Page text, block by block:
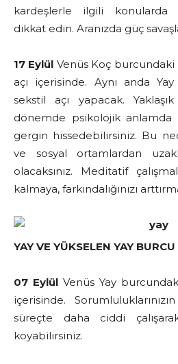
kardeşlerle ilgili konularda
dikkat edin. Aranızda güç
17 Eylül Venüs Koç burcundaki
açı içerisinde. Aynı anda
sekstil açı yapacak.
dönemde psikolojik
gergin hissedebilirsiniz. Bu
ve sosyal ortamlardan
olacaksınız. Meditatif
kalmaya, farkındalığınızı
YAY VE YÜKSELEN YAY BURCU
07 Eylül Venüs Yay
içerisinde.
süreçte daha ciddi
koyabilirsiniz.